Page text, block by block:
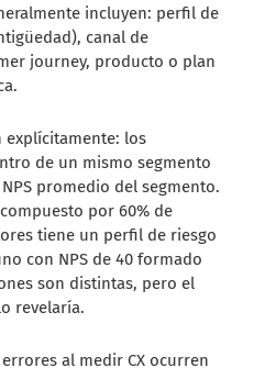
incluyen: perfil de
canal de
journey, producto o plan
explícitamente: los
de un mismo segmento
promedio del segmento.
por 60% de
tiene un perfil de riesgo
con NPS de 40 formado
son distintas, pero el
revelaría.
al medir CX ocurren